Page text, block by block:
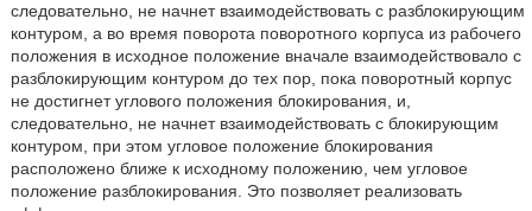
следовательно, не начнет взаимодействовать с разблокирующим
контуром, а во время поворота поворотного корпуса из рабочего
положения в исходное положение вначале взаимодействовало с
разблокирующим контуром до тех пор, пока поворотный корпус
не достигнет углового положения блокирования, и,
следовательно, не начнет взаимодействовать с блокирующим
контуром, при этом угловое положение блокирования
расположено ближе к исходному положению, чем угловое
положение разблокирования. Это позволяет реализовать